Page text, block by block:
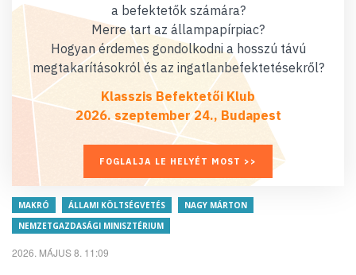
a befektetők számára?
Merre tart az állampapírpiac?
Hogyan érdemes gondolkodni a hosszú távú
megtakarításokról és az ingatlanbefektetésekről?
Klasszis Befektetői Klub
2026. szeptember 24., Budapest
FOGLALJA LE HELYÉT MOST >>
MAKRÓ ÁLLAMI KÖLTSÉGVETÉS
NAGY MÁRTON
NEMZETGAZDASÁGI MINISZTÉRIUM
2026. MÁJUS 8. 11:09